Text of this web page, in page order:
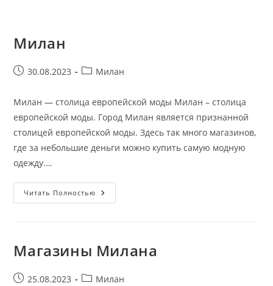
Милан
Запись30.08.2023
Рубрика
Милан
Милан — столица европейской моды Милан – столица
европейской моды. Город Милан является признанной
столицей европейской моды. Здесь так много магазинов,
где за небольшие деньги можно купить самую модную
одежду.…
Читать Полностью Милан
Магазины Милана
Запись25.08.2023
Рубрика
Милан